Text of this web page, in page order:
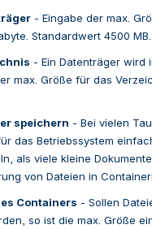
- Eingabe der max.
Standardwert 4500 MB.
- Ein Datenträger wird
max. Größe für das
speichern - Bei vielen
das Betriebssystem
als viele kleine
von Dateien in
Containers - Sollen
so ist die max. Größe